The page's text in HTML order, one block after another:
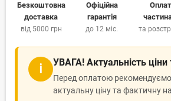
Безкоштовна
доставка
від 5000 грн
Офіційна
гарантія
до 12 міс. та
ℹ УВАГА! Актуальність ціни
Перед оплатою
актуальну ціну та фактичну